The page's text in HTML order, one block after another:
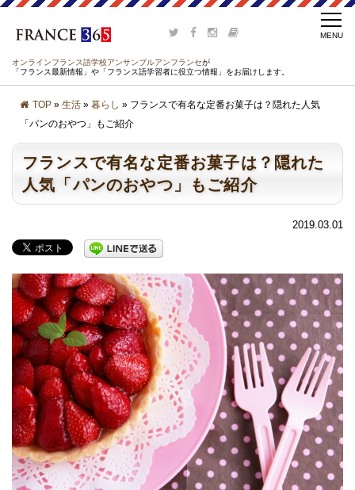
オンラインフランス語学校アンサンブルアンフランセが
「フランス最新情報」や「フランス語学習者に役立つ情報」をお届けします。
TOP » 生活 » 暮らし » フランスで有名な定番お菓子は？隠れた人気
「パンのおやつ」もご紹介
フランスで有名な定番お菓子は？隠れた
人気「パンのおやつ」もご紹介
2019.03.01